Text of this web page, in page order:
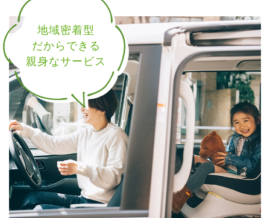
地域密着型
だからできる
親身なサービス